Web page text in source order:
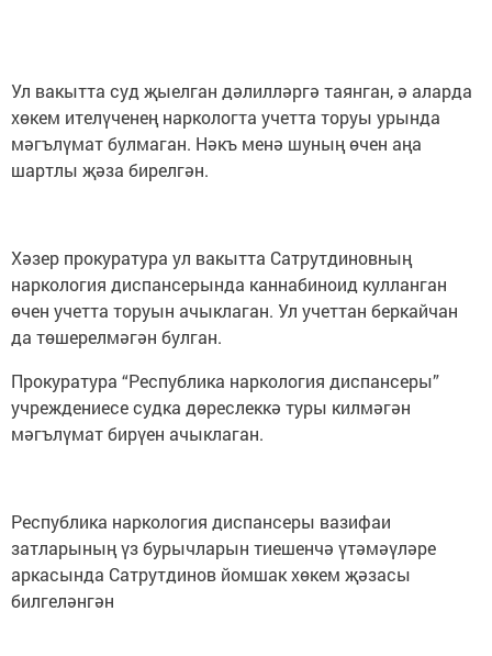
Ул вакытта суд җыелган дәлилләргә таянган, ә аларда
хөкем ителүченең наркологта учетта торуы урында
мәгълүмат булмаган. Нәкъ менә шуның өчен аңа
шартлы җәза бирелгән.
Хәзер прокуратура ул вакытта Сатрутдиновның
наркология диспансерында каннабиноид кулланган
өчен учетта торуын ачыклаган. Ул учеттан беркайчан
да төшерелмәгән булган.
Прокуратура “Республика наркология диспансеры”
учреждениесе судка дөреслеккә туры килмәгән
мәгълүмат бирүен ачыклаган.
Республика наркология диспансеры вазифаи
затларының үз бурычларын тиешенчә үтәмәүләре
аркасында Сатрутдинов йомшак хөкем җәзасы
билгеләнгән